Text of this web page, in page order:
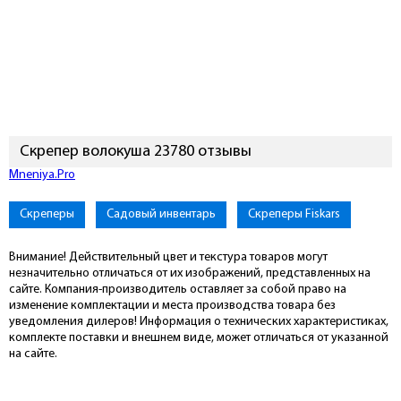
Скрепер волокуша 23780 отзывы
Mneniya.Pro
Скреперы Садовый инвентарь Скреперы Fiskars
Внимание! Действительный цвет и текстура товаров могут
незначительно отличаться от их изображений, представленных на
сайте. Компания-производитель оставляет за собой право на
изменение комплектации и места производства товара без
уведомления дилеров! Информация о технических характеристиках,
комплекте поставки и внешнем виде, может отличаться от указанной
на сайте.